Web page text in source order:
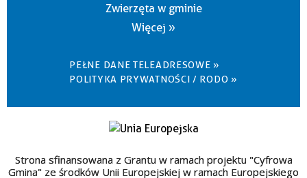
Zwierzęta w gminie
Więcej »
PEŁNE DANE TELEADRESOWE »
POLITYKA PRYWATNOŚCI / RODO »
Strona sfinansowana z Grantu w ramach projektu "Cyfrowa
Gmina" ze środków Unii Europejskiej w ramach Europejskiego